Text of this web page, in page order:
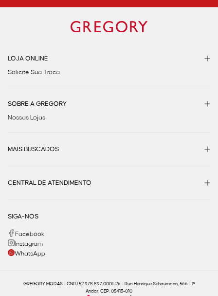
LOJA ONLINE
Solicite Sua Troca
SOBRE A GREGORY
Nossas Lojas
MAIS BUSCADOS
CENTRAL DE ATENDIMENTO
SIGA-NOS
Facebook
Instagram
WhatsApp
GREGORY MODAS - CNPJ 52.978.897.0001-26 - Rua Henrique Schaumann, 566 - 1º
Andar, CEP: 05413-010